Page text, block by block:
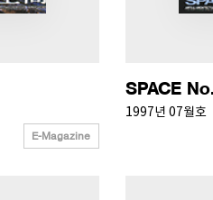
E-Magazine
SPACE
1997년 07월호